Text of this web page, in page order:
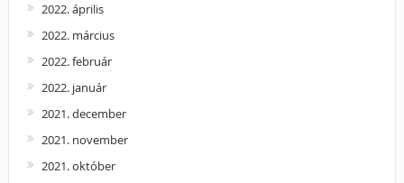
2022. április
2022. március
2022. február
2022. január
2021. december
2021. november
2021. október